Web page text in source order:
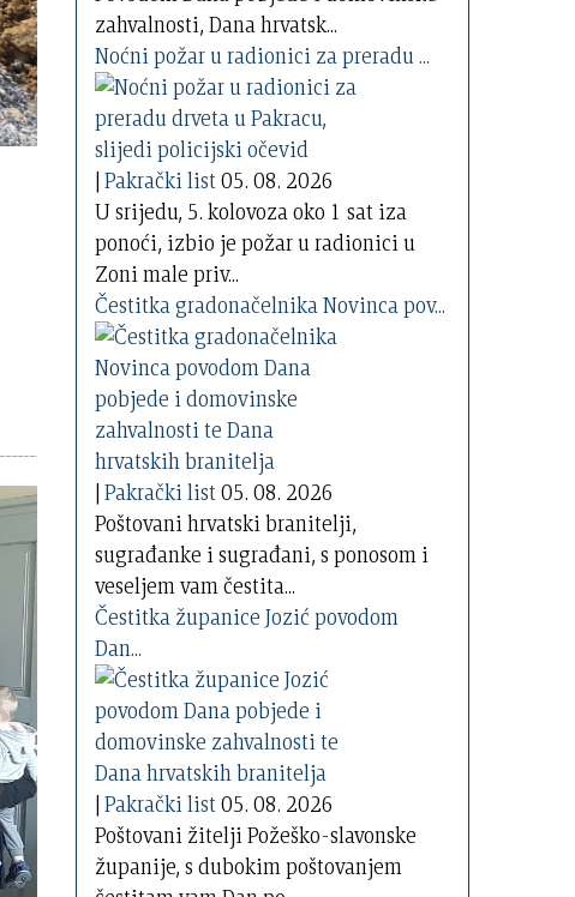
zahvalnosti, Dana hrvatsk...
Noćni požar u radionici za preradu ...
|Pakrački list05. 08. 2026
U srijedu, 5. kolovoza oko 1 sat iza
ponoći, izbio je požar u radionici u
Zoni male priv...
Čestitka gradonačelnika Novinca pov...
|Pakrački list05. 08. 2026
Poštovani hrvatski branitelji,
sugrađanke i sugrađani, s ponosom i
veseljem vam čestita...
Čestitka županice Jozić povodom
Dan...
|Pakrački list05. 08. 2026
Poštovani žitelji Požeško-slavonske
županije, s dubokim poštovanjem